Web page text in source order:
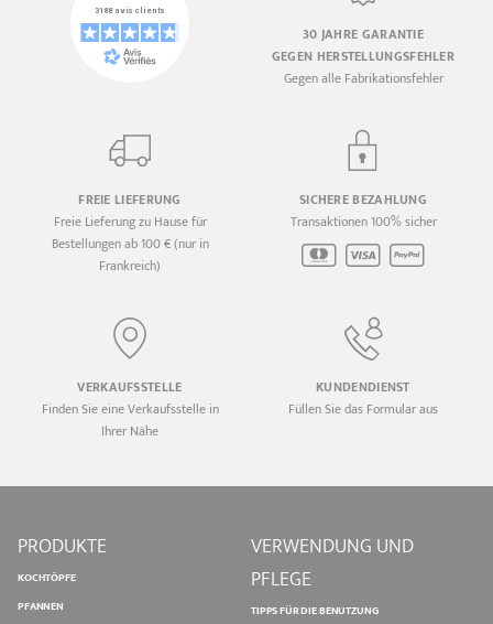
30 JAHRE GARANTIE
GEGEN HERSTELLUNGSFEHLER
Gegen alle Fabrikationsfehler
FREIE LIEFERUNG
Freie Lieferung zu Hause für
Bestellungen ab 100 € (nur in
Frankreich)
SICHERE BEZAHLUNG
Transaktionen 100% sicher
VERKAUFSSTELLE
Finden Sie eine Verkaufsstelle in
Ihrer Nähe
KUNDENDIENST
Füllen Sie das Formular aus
PRODUKTE
KOCHTÖPFE
PFANNEN
VERWENDUNG UND
PFLEGE
TIPPS FÜR DIE BENUTZUNG